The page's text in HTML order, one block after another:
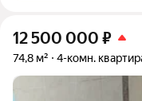
12 500 000 ₽
74,8 м² 4-комн.